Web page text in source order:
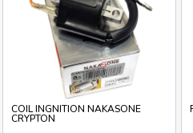
Rp. 119.400 / SET
>= 2 @ Rp. 116.500
>= 4 @ Rp. 113.500
Stok Tersedia